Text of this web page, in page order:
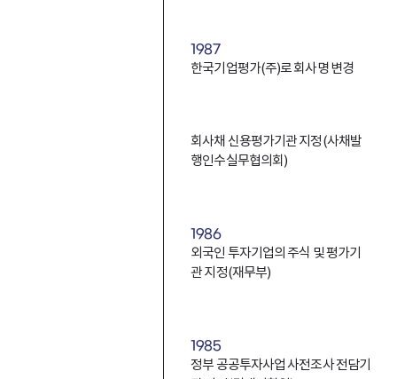
1987
한국기업평가(주)로 회사명 변경
회사채 신용평가기관 지정(사채발
행인수실무협의회)
1986
외국인 투자기업의 주식 및 평가기
관 지정(재무부)
1985
정부 공공투자사업 사전조사 전담기